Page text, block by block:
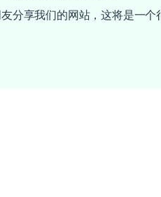
分享我们的网站，这将是一个